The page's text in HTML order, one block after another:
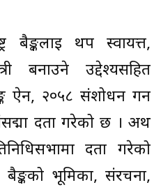
बैङ्कलाई थप स्वायत्त,
बनाउने उद्देश्यसहित
ऐन, २०५८ संशोधन गर्न
दर्ता गरेको छ । अर्थ
दर्ता गरेको
भूमिका, संरचना,